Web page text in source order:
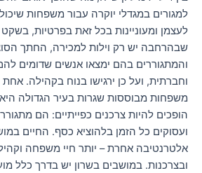
למגורים במגדלי יוקרה עבור משפחות
לעצמן ומעוניינות בכל זאת בפרטיות, בשקט
שבהרחבה יש רק וילות למכירה, החתך
והמתגוררים בהם ימצאו אנשים שדומים
וחברתית, ועל כן ירגישו בנוח בקהילה.
משפחות מבוססות שגרות בעיר הגדולה
הופכים להיות צרכנים כפייתיים: הם
ועסוקים כל הזמן בלהוציא כסף. החיים
אלטרנטיבה אחרת – יותר חיי משפחה
ובצרכנות. במושבים בשרון יש בדרך כלל